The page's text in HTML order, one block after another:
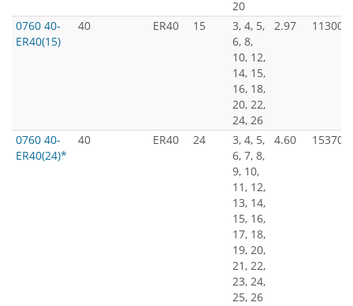
20
0760 40-
ER40(15)
40 ER40 15
3, 4, 5,
6, 8,
10, 12,
14, 15,
16, 18,
20, 22,
24, 26
2.97 11300
0760 40-
ER40(24)*
40 ER40 24
3, 4, 5,
6, 7, 8,
9, 10,
11, 12,
13, 14,
15, 16,
17, 18,
19, 20,
21, 22,
23, 24,
25, 26
4.60 15370